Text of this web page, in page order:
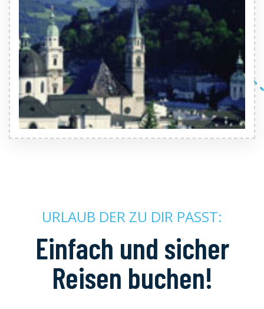
URLAUB DER ZU DIR PASST:
Einfach und sicher
Reisen buchen!